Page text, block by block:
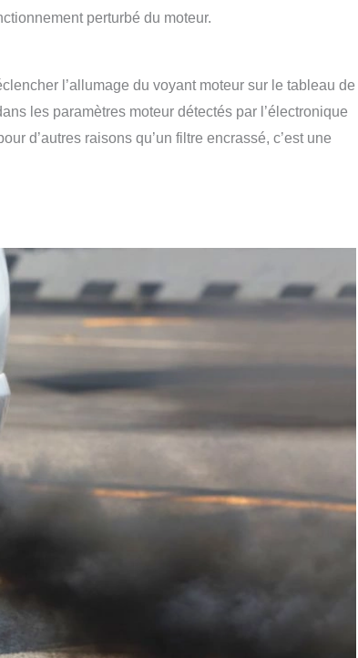
perturbé du moteur.
l’allumage du voyant moteur sur le tableau de
les paramètres moteur détectés par l’électronique
d’autres raisons qu’un filtre encrassé, c’est une